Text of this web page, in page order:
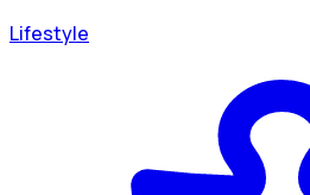
Lifestyle